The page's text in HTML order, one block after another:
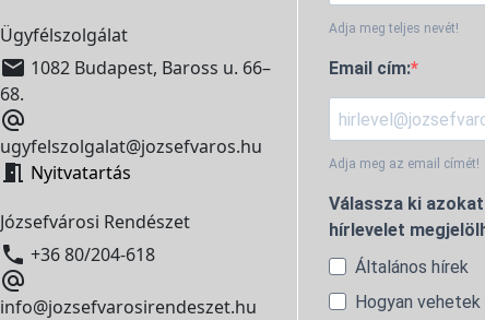
Ügyfélszolgálat
 1082 Budapest, Baross u. 66–
68.

ugyfelszolgalat@jozsefvaros.hu
 Nyitvatartás
Józsefvárosi Rendészet
 +36 80/204-618

info@jozsefvarosirendeszet.hu
Adja meg teljes nevét!
Email cím:
Adja meg az email címét!
Válassza ki
hírlevelet
Általános hírek
Hogyan